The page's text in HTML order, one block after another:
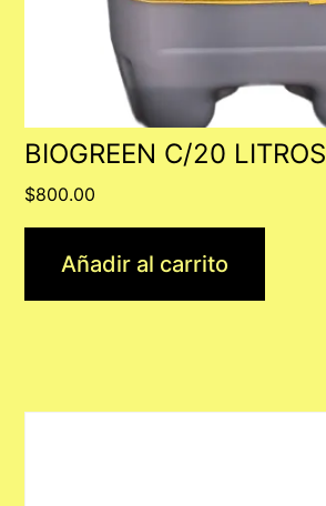
BIOGREEN C/20 LITROS
$800.00
Añadir al carrito